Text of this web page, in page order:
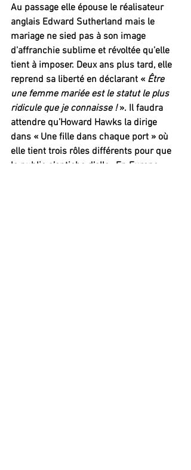
Au passage elle épouse le réalisateur
anglais Edward Sutherland mais le
mariage ne sied pas à son image
d’affranchie sublime et révoltée qu’elle
tient à imposer. Deux ans plus tard, elle
reprend sa liberté en déclarant « Être
une femme mariée est le statut le plus
ridicule que je connaisse ! ». Il faudra
attendre qu’Howard Hawks la dirige
dans « Une fille dans chaque port » où
elle tient trois rôles différents pour que
le public s’entiche d’elle…En Europe.